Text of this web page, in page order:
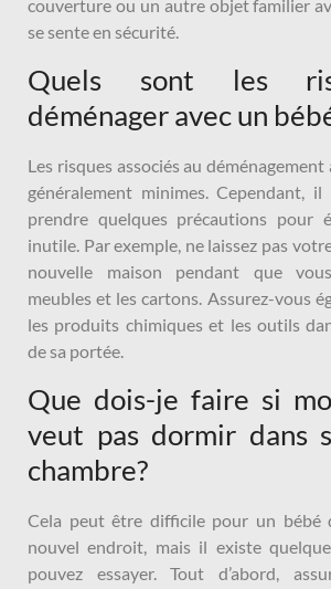
couverture ou un autre objet familier
se sente en sécurité.
Quels sont les
déménager avec un
Les risques associés au
généralement minimes. Cependant,
prendre quelques précautions pour
inutile. Par exemple, ne laissez pas
nouvelle maison pendant que
meubles et les cartons. Assurez-vous
les produits chimiques et les outils
de sa portée.
Que dois-je faire si
veut pas dormir dans
chambre?
Cela peut être difficile pour un bébé
nouvel endroit, mais il existe
pouvez essayer. Tout d’abord,